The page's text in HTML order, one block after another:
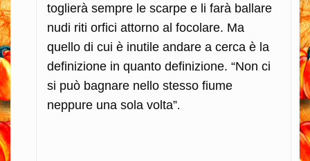
toglierà sempre le scarpe e li farà ballare
nudi riti orfici attorno al focolare. Ma
quello di cui è inutile andare a cerca è la
definizione in quanto definizione. “Non ci
si può bagnare nello stesso fiume
neppure una sola volta”.